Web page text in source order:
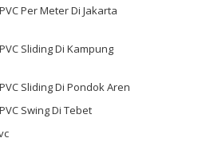
Per Meter Di Jakarta
Sliding Di Kampung
Sliding Di Pondok Aren
Swing Di Tebet